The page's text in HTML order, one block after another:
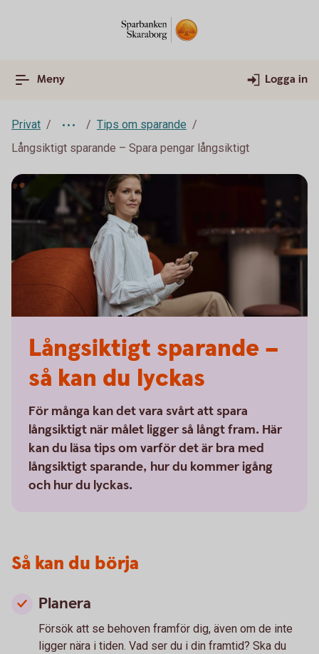
Meny Logga in
Privat
Tips om sparande
Långsiktigt sparande – Spara pengar långsiktigt
Långsiktigt sparande –
så kan du lyckas
För många kan det vara svårt att spara
långsiktigt när målet ligger så långt fram. Här
kan du läsa tips om varför det är bra med
långsiktigt sparande, hur du kommer igång
och hur du lyckas.
Så kan du börja
Planera
Försök att se behoven framför dig, även om de inte
ligger nära i tiden. Vad ser du i din framtid? Ska du